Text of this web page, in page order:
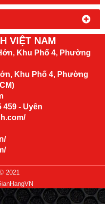
VIỆT NAM
Khu Phố 4, Phường
Khu Phố 4, Phường
459 - Uyên
2021